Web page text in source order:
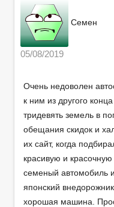
Семен
05/08/2019
Очень недоволен
к ним из другого
тридевять земель в
обещания скидок и
их сайт, когда
красивую и
семеный автомобиль
японский
хорошая машина.